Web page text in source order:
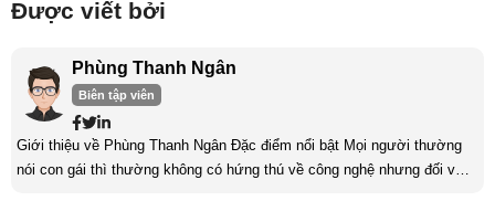
Được viết bởi
Phùng Thanh Ngân
Biên tập viên
Giới thiệu về Phùng Thanh Ngân Đặc điểm nổi bật Mọi người thường
nói con gái thì thường không có hứng thú về công nghệ nhưng đối với